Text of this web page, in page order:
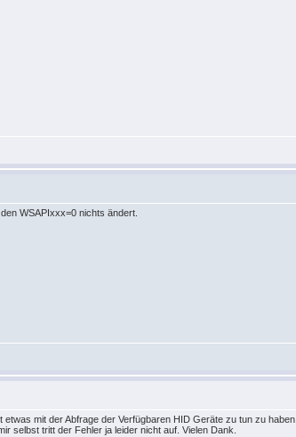
WSAPIxxx=0 nichts ändert.
mit der Abfrage der Verfügbaren HID Geräte zu tun zu haben.
selbst tritt der Fehler ja leider nicht auf. Vielen Dank.